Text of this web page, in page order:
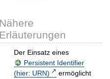
Nähere
Erläuterungen
Der Einsatz eines
Persistent Identifier
(hier: URN)
ermöglicht